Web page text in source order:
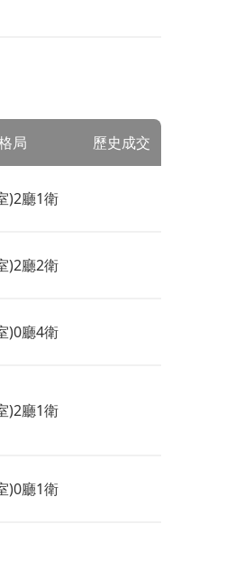
局 歷史成交
)2廳1衛
)2廳2衛
)0廳4衛
)2廳1衛
)0廳1衛